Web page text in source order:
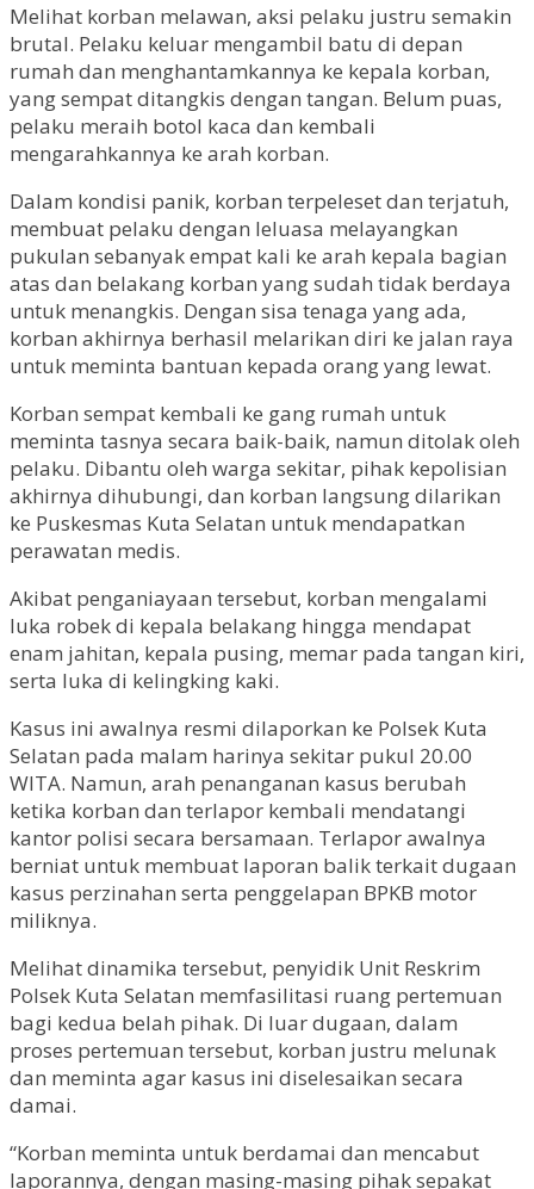
Melihat korban melawan, aksi pelaku justru semakin
brutal. Pelaku keluar mengambil batu di depan
rumah dan menghantamkannya ke kepala korban,
yang sempat ditangkis dengan tangan. Belum puas,
pelaku meraih botol kaca dan kembali
mengarahkannya ke arah korban.
Dalam kondisi panik, korban terpeleset dan terjatuh,
membuat pelaku dengan leluasa melayangkan
pukulan sebanyak empat kali ke arah kepala bagian
atas dan belakang korban yang sudah tidak berdaya
untuk menangkis. Dengan sisa tenaga yang ada,
korban akhirnya berhasil melarikan diri ke jalan raya
untuk meminta bantuan kepada orang yang lewat.
Korban sempat kembali ke gang rumah untuk
meminta tasnya secara baik-baik, namun ditolak oleh
pelaku. Dibantu oleh warga sekitar, pihak kepolisian
akhirnya dihubungi, dan korban langsung dilarikan
ke Puskesmas Kuta Selatan untuk mendapatkan
perawatan medis.
Akibat penganiayaan tersebut, korban mengalami
luka robek di kepala belakang hingga mendapat
enam jahitan, kepala pusing, memar pada tangan kiri,
serta luka di kelingking kaki.
Kasus ini awalnya resmi dilaporkan ke Polsek Kuta
Selatan pada malam harinya sekitar pukul 20.00
WITA. Namun, arah penanganan kasus berubah
ketika korban dan terlapor kembali mendatangi
kantor polisi secara bersamaan. Terlapor awalnya
berniat untuk membuat laporan balik terkait dugaan
kasus perzinahan serta penggelapan BPKB motor
miliknya.
Melihat dinamika tersebut, penyidik Unit Reskrim
Polsek Kuta Selatan memfasilitasi ruang pertemuan
bagi kedua belah pihak. Di luar dugaan, dalam
proses pertemuan tersebut, korban justru melunak
dan meminta agar kasus ini diselesaikan secara
damai.
“Korban meminta untuk berdamai dan mencabut
laporannya, dengan masing-masing pihak sepakat